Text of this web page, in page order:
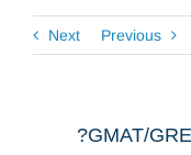
Previous
Next